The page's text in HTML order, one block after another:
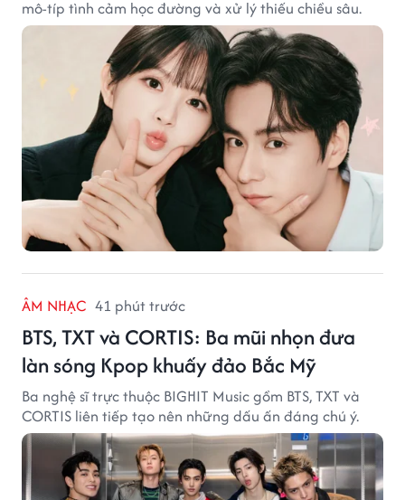
mô-típ tình cảm học đường và xử lý thiếu chiều sâu.
ÂM NHẠC 41 phút trước
BTS, TXT và CORTIS: Ba mũi nhọn đưa
làn sóng Kpop khuấy đảo Bắc Mỹ
Ba nghệ sĩ trực thuộc BIGHIT Music gồm BTS, TXT và
CORTIS liên tiếp tạo nên những dấu ấn đáng chú ý.